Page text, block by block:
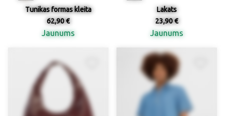
Tunikas formas kleita
62,90 €
Jaunums
Lakats
23,90 €
Jaunums